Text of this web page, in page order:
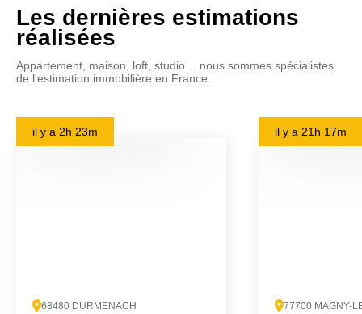
Les dernières estimations
réalisées
Appartement, maison, loft, studio… nous sommes spécialistes
de l'estimation immobilière en France.
il y a 2h 23m
68480 DURMENACH
il y a 21h 17m
77700 MAGNY-